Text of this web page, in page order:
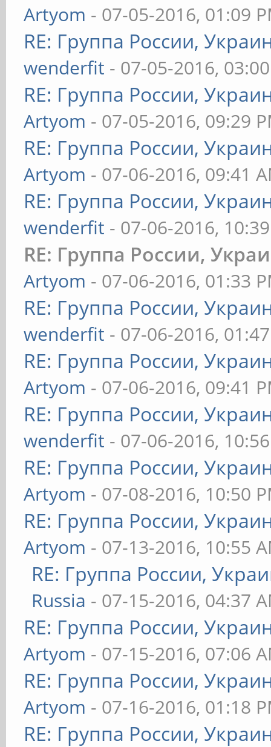
Artyom - 07-05-2016, 01:09
RE: Группа России,
wenderfit - 07-05-2016,
RE: Группа России,
Artyom - 07-05-2016, 09:29
RE: Группа России,
Artyom - 07-06-2016, 09:41
RE: Группа России,
wenderfit - 07-06-2016,
RE: Группа России,
Artyom - 07-06-2016, 01:33
RE: Группа России,
wenderfit - 07-06-2016,
RE: Группа России,
Artyom - 07-06-2016, 09:41
RE: Группа России,
wenderfit - 07-06-2016,
RE: Группа России,
Artyom - 07-08-2016, 10:50
RE: Группа России,
Artyom - 07-13-2016, 10:55
RE: Группа России,
Russia - 07-15-2016, 04:37
RE: Группа России,
Artyom - 07-15-2016, 07:06
RE: Группа России,
Artyom - 07-16-2016, 01:18
RE: Группа России,